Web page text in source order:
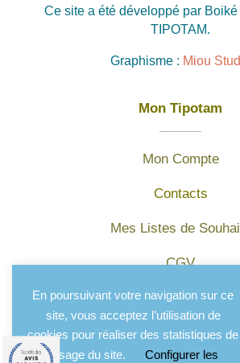
Ce site a été développé par
TIPOTAM.
Graphisme : Miou
Mon Tipotam
Mon Compte
Contacts
Mes Listes de
CGV
Mentions légales
Protection des données et
confidentialité
En poursuivant votre navigation sur ce
site, vous acceptez l’utilisation de
cookies pour réaliser des statistiques de
l'usage du site.
Configurer les